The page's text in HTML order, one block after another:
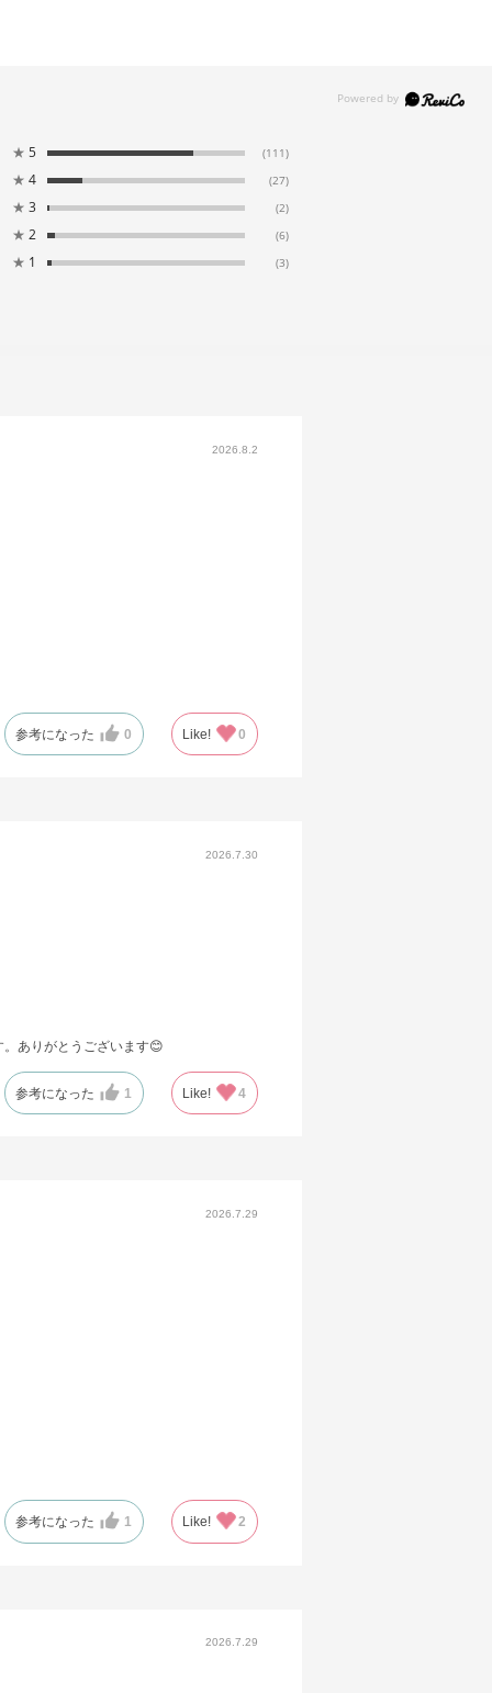
★ 5 (111)
★ 4 (27)
★ 3 (2)
★ 2 (6)
★ 1 (3)
2026.8.2
参考になった 0 Like! 0
2026.7.30
ありがとうございます😊
参考になった 1 Like! 4
2026.7.29
参考になった 1 Like! 2
2026.7.29